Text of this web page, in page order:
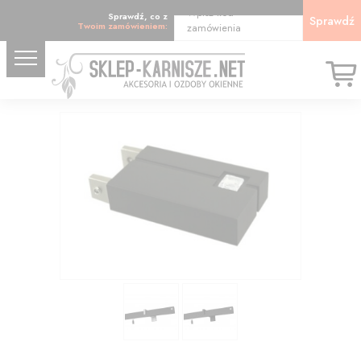
Sprawdź, co z
Twoim zamówieniem:
Wpisz kod
zamówienia
Sprawdź